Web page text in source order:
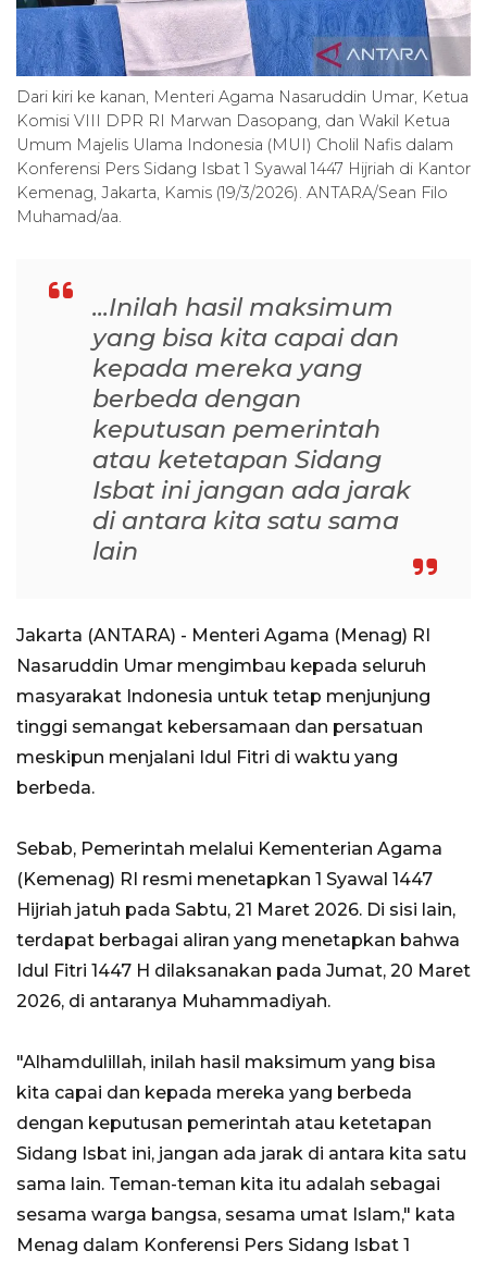
Dari kiri ke kanan, Menteri Agama Nasaruddin Umar, Ketua
Komisi VIII DPR RI Marwan Dasopang, dan Wakil Ketua
Umum Majelis Ulama Indonesia (MUI) Cholil Nafis dalam
Konferensi Pers Sidang Isbat 1 Syawal 1447 Hijriah di Kantor
Kemenag, Jakarta, Kamis (19/3/2026). ANTARA/Sean Filo
Muhamad/aa.
...Inilah hasil maksimum
yang bisa kita capai dan
kepada mereka yang
berbeda dengan
keputusan pemerintah
atau ketetapan Sidang
Isbat ini jangan ada jarak
di antara kita satu sama
lain
Jakarta (ANTARA) - Menteri Agama (Menag) RI
Nasaruddin Umar mengimbau kepada seluruh
masyarakat Indonesia untuk tetap menjunjung
tinggi semangat kebersamaan dan persatuan
meskipun menjalani Idul Fitri di waktu yang
berbeda.
Sebab, Pemerintah melalui Kementerian Agama
(Kemenag) RI resmi menetapkan 1 Syawal 1447
Hijriah jatuh pada Sabtu, 21 Maret 2026. Di sisi lain,
terdapat berbagai aliran yang menetapkan bahwa
Idul Fitri 1447 H dilaksanakan pada Jumat, 20 Maret
2026, di antaranya Muhammadiyah.
"Alhamdulillah, inilah hasil maksimum yang bisa
kita capai dan kepada mereka yang berbeda
dengan keputusan pemerintah atau ketetapan
Sidang Isbat ini, jangan ada jarak di antara kita satu
sama lain. Teman-teman kita itu adalah sebagai
sesama warga bangsa, sesama umat Islam," kata
Menag dalam Konferensi Pers Sidang Isbat 1